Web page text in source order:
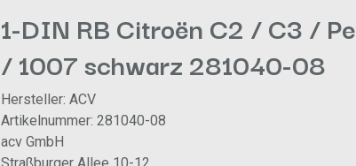
1-DIN RB Citroën C2 / C3 /
/ 1007 schwarz 281040-08
Hersteller: ACV
Artikelnummer: 281040-08
acv GmbH